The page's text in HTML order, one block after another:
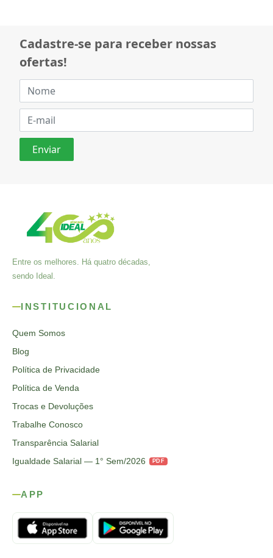
Cadastre-se para receber nossas
ofertas!
Entre os melhores. Há quatro décadas,
sendo Ideal.
INSTITUCIONAL
Quem Somos
Blog
Política de Privacidade
Política de Venda
Trocas e Devoluções
Trabalhe Conosco
Transparência Salarial
Igualdade Salarial — 1° Sem/2026
PDF
APP